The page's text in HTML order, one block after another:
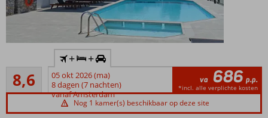
Kleinschalig
hotel met
een rustige
ligging
8,6
Aanrader
23
beoordelingen
+ +
05 okt 2026 (ma)
8 dagen (7 nachten)
vanaf Amsterdam
va 686 p.p.
*incl. alle verplichte kosten
Nog 1 kamer(s) beschikbaar op deze site